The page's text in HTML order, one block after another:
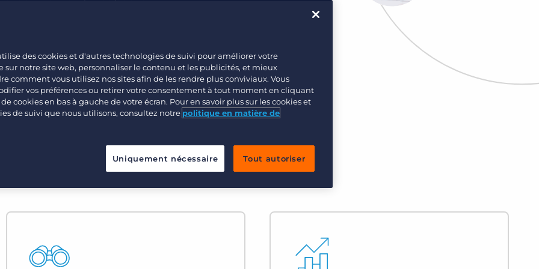
et générer n’importe quel
des cookies et d'autres technologies de suivi pour améliorer votre
sur notre site web, personnaliser le contenu et les publicités, et mieux
comment vous utilisez nos sites afin de les rendre plus conviviaux. Vous
vos préférences ou retirer votre consentement à tout moment en cliquant
cookies en bas à gauche de votre écran. Pour en savoir plus sur les cookies et
de suivi que nous utilisons, consultez notre politique en matière de
Uniquement nécessaire Tout autoriser